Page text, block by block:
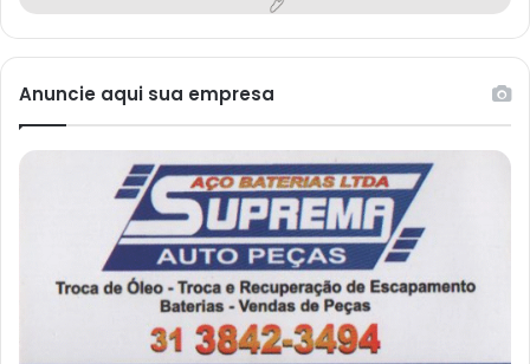
Anuncie aqui sua empresa